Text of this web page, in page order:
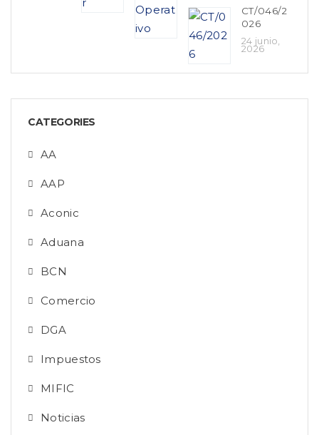
CT/046/2
026
24 junio,
2026
CATEGORIES
AA
AAP
Aconic
Aduana
BCN
Comercio
DGA
Impuestos
MIFIC
Noticias